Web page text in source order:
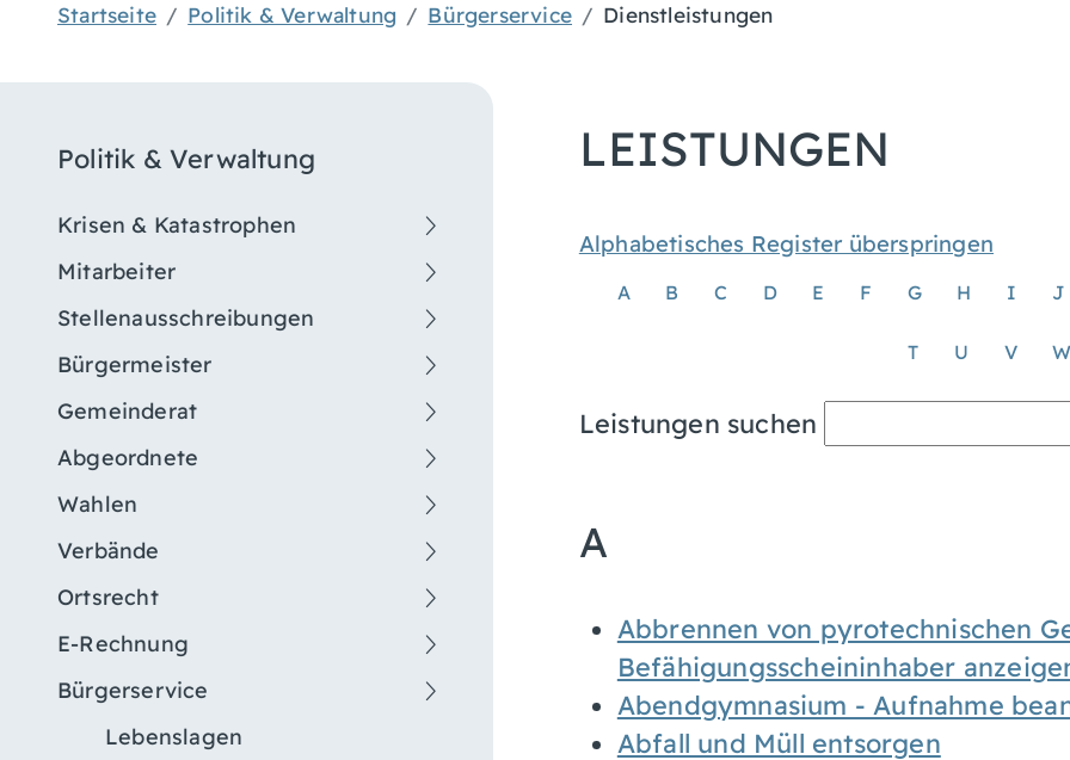
Startseite Politik & Verwaltung Bürgerservice Dienstleistungen
Politik & Verwaltung
Krisen & Katastrophen
Mitarbeiter
Stellenausschreibungen
Bürgermeister
Gemeinderat
Abgeordnete
Wahlen
Verbände
Ortsrecht
E-Rechnung
Bürgerservice
Lebenslagen
LEISTUNGEN
Alphabetisches Register überspringen
A B C D E F G H I J
T U V W
Leistungen suchen
A
Abbrennen von pyrotechnischen
Befähigungsscheininhaber
Abendgymnasium - Aufnahme
Abfall und Müll entsorgen